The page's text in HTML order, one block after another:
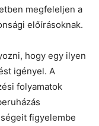
megfeleljen a
előírásoknak.
hogy egy ilyen
igényel. A
folyamatok
figyelembe